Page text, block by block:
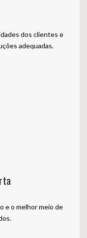
dos clientes e
adequadas.
e o melhor meio de